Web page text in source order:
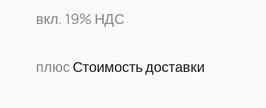
вкл. 19% НДС
плюсСтоимость доставки